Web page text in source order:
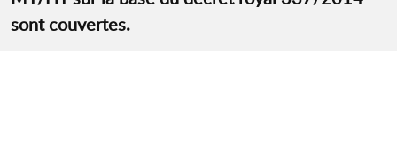
sont couvertes.